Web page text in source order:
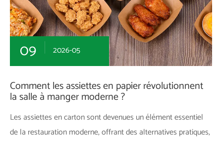
09 2026-05
Comment les assiettes en papier révolutionnent
la salle à manger moderne ?
Les assiettes en carton sont devenues un élément essentiel
de la restauration moderne, offrant des alternatives pratiques,